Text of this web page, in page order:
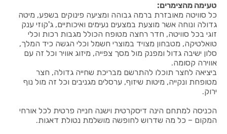
טעימה מהצימרים:
כל סוויטה מאובזרת ברמה גבוהה ומציעה פינוקים בשפע, מיטה
גדולה ונוחה אשר מוצעת במצעים נעימים ואיכותיים, ג'קוזי ענק
זוגי בכל סוויטה, חדר רחצה מטופח הכולל מגבות רכות וכלי
טואלטיקה, מטבחון מצויד במוצרי חשמל וכלי הגשה כיד המלך,
סלון ישיבה גדול ומפנק מול מסך צפייה, מיזוג אוויר וכל זה עם
אווירה קסומה.
ביציאה לחצר תוכלו להתרשם מבריכת שחייה גדולה, חצר
מטופחת ונקייה, מיטות שיזוף, ערסלים מגניבים וכל זה מול נוף
ירוק.
הכניסה למתחם הינה דיסקרטית וישנה חנייה פרטית לכל אורחי
המקום – כל מה שדרוש לחופשה מושלמת נטולת דאגות.